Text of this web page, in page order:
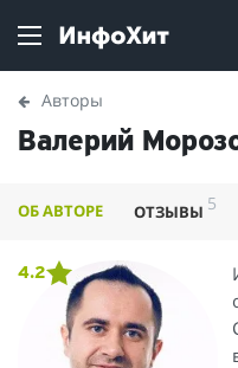
Авторы
Валерий
ОБ АВТОРЕ ОТЗЫВЫ 5
4.2